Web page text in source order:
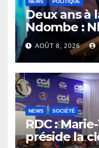
Deux ans à
Ndombe :
défend son
sécurité sa
AOÛT 8, 2026
NEWS SOCIÉTÉ
RDC :
préside la